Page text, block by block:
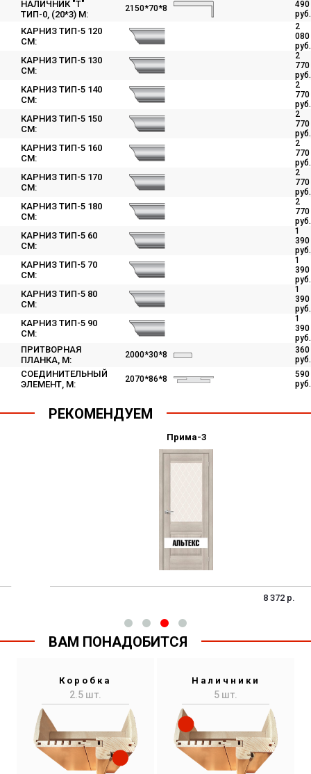
НАЛИЧНИК "Т"
ТИП-0, (20*3) М:
2150*70*8
490
руб.
КАРНИЗ ТИП-5 120
СМ:
2
080
руб.
КАРНИЗ ТИП-5 130
СМ:
2
770
руб.
КАРНИЗ ТИП-5 140
СМ:
2
770
руб.
КАРНИЗ ТИП-5 150
СМ:
2
770
руб.
КАРНИЗ ТИП-5 160
СМ:
2
770
руб.
КАРНИЗ ТИП-5 170
СМ:
2
770
руб.
КАРНИЗ ТИП-5 180
СМ:
2
770
руб.
КАРНИЗ ТИП-5 60
СМ:
1
390
руб.
КАРНИЗ ТИП-5 70
СМ:
1
390
руб.
КАРНИЗ ТИП-5 80
СМ:
1
390
руб.
КАРНИЗ ТИП-5 90
СМ:
1
390
руб.
ПРИТВОРНАЯ
ПЛАНКА, М:
2000*30*8
360
руб.
СОЕДИНИТЕЛЬНЫЙ
ЭЛЕМЕНТ, M:
2070*86*8
590
руб.
РЕКОМЕНДУЕМ
Прима-3
8 372 р.
ВАМ ПОНАДОБИТСЯ
Коробка
2.5 шт.
Наличники
5 шт.